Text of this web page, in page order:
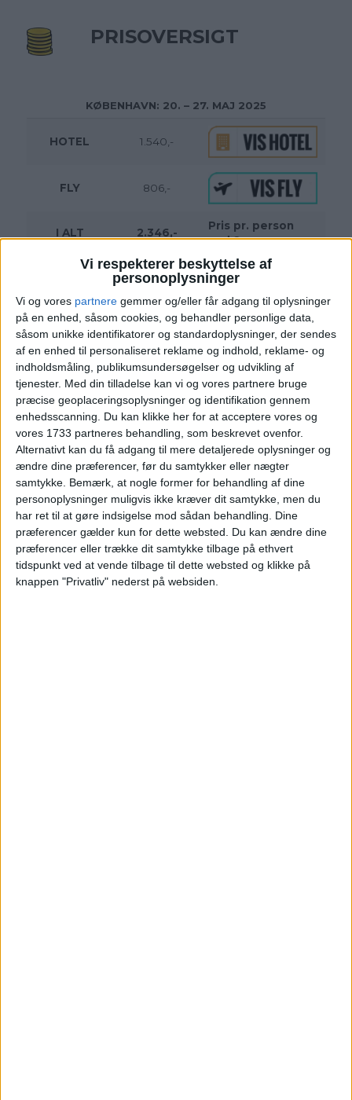
Vi respekterer beskyttelse af
personoplysninger
Vi og vores partnere gemmer og/eller får adgang til oplysninger
på en enhed, såsom cookies, og behandler personlige data,
såsom unikke identifikatorer og standardoplysninger, der sendes
af en enhed til personaliseret reklame og indhold, reklame- og
indholdsmåling, publikumsundersøgelser og udvikling af
tjenester. Med din tilladelse kan vi og vores partnere bruge
præcise geoplaceringsoplysninger og identifikation gennem
enhedsscanning. Du kan klikke her for at acceptere vores og
vores 1733 partneres behandling, som beskrevet ovenfor.
Alternativt kan du få adgang til mere detaljerede oplysninger og
ændre dine præferencer, før du samtykker eller nægter
samtykke. Bemærk, at nogle former for behandling af dine
personoplysninger muligvis ikke kræver dit samtykke, men du
har ret til at gøre indsigelse mod sådan behandling. Dine
præferencer gælder kun for dette websted. Du kan ændre dine
præferencer eller trække dit samtykke tilbage på ethvert
tidspunkt ved at vende tilbage til dette websted og klikke på
knappen "Privatliv" nederst på websiden.
PRISOVERSIGT
KØBENHAVN: 20. – 27. MAJ 2025
HOTEL 1.540,-
FLY 806,-
I ALT 2.346,-
Pris pr. person
ved 2 personer
Bemærk:Den samlede pris for hotellet er 3.080,-
for 2 personer i et dobbeltværelse, hvilket svarer til
1.540,- per person.
HOTEL
Vi har taget udgangspunkt i Aparthotel Ilunion
Sancti Petri, der er en afslappende og